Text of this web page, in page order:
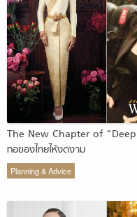
The New Chapter of
ทอของไทยให้งดงาม
Planning & Advice